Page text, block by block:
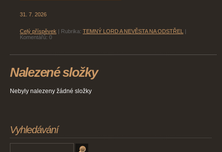
31. 7. 2026
Celý příspěvek | Rubrika: TEMNÝ LORD A NEVĚSTA NA ODSTŘEL
|
Komentářů: 0
Nalezené složky
Nebyly nalezeny žádné složky
Vyhledávání